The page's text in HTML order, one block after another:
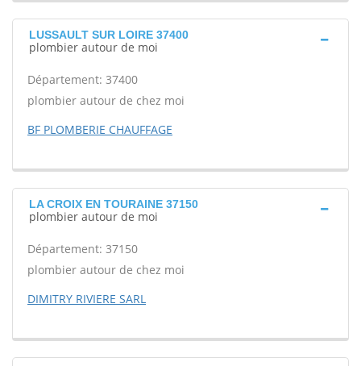
LUSSAULT SUR LOIRE 37400
plombier autour de moi
Département: 37400
plombier autour de chez moi
BF PLOMBERIE CHAUFFAGE
LA CROIX EN TOURAINE 37150
plombier autour de moi
Département: 37150
plombier autour de chez moi
DIMITRY RIVIERE SARL